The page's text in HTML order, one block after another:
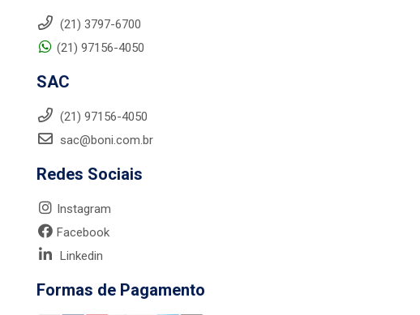
(21) 3797-6700
(21) 97156-4050
SAC
(21) 97156-4050
sac@boni.com.br
Redes Sociais
Instagram
Facebook
Linkedin
Formas de Pagamento